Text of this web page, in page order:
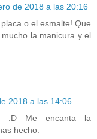
de 2018 a las 20:16
o el esmalte! Que
la manicura y el
2018 a las 14:06
:D Me encanta la
hecho.